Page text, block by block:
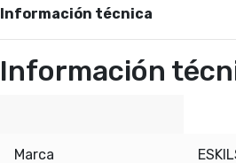
Información técnica
Información
Marca